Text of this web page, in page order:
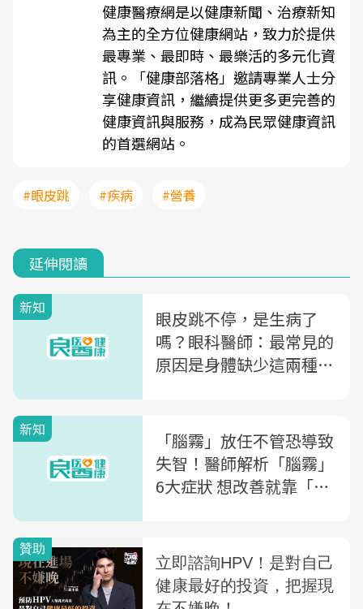
健康醫療網是以健康新聞、治療新知
為主的全方位健康網站，致力於提供
最專業、最即時、最樂活的多元化資
訊。「健康部落格」邀請專業人士分
享健康資訊，繼續提供更多更完善的
健康資訊與服務，成為民眾健康資訊
的首選網站。
#眼皮跳 #疾病 #營養
延伸閱讀
新知
眼皮跳不停，是生病了
嗎？眼科醫師：最常見的
原因是身體缺少這兩種營
新知
「腦霧」放任不管恐導致
失智！醫師解析「腦霧」
6大症狀 想改善就靠「這